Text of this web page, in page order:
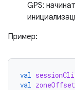
GPS:
Пример:
val
val zoneOffset